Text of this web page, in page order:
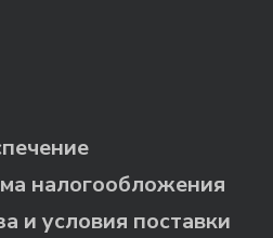
налогообложения
и условия поставки